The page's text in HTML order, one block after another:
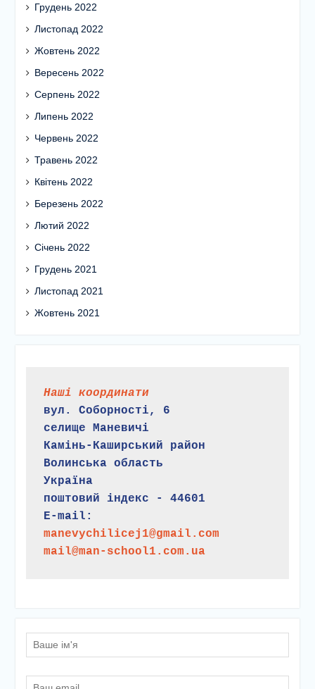
Грудень 2022
Листопад 2022
Жовтень 2022
Вересень 2022
Серпень 2022
Липень 2022
Червень 2022
Травень 2022
Квітень 2022
Березень 2022
Лютий 2022
Січень 2022
Грудень 2021
Листопад 2021
Жовтень 2021
Наші координати
вул. Соборності, 6
селище Маневичі
Камінь-Каширський район
Волинська область
Україна
поштовий індекс - 44601
E-mail:
manevychilicej1@gmail.com
mail@man-school1.com.ua